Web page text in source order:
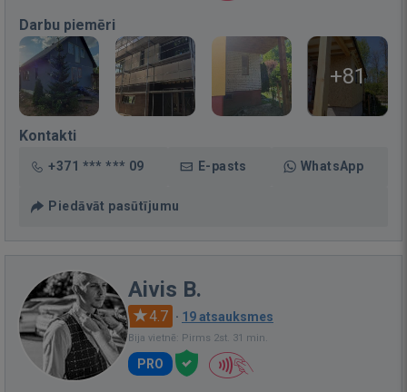
Darbu piemēri
+81
Kontakti
+371 *** *** 09 E-pasts WhatsApp
Piedāvāt pasūtījumu
Aivis B.
4.7 · 19 atsauksmes
Bija vietnē: Pirms 2st. 31 min.
PRO